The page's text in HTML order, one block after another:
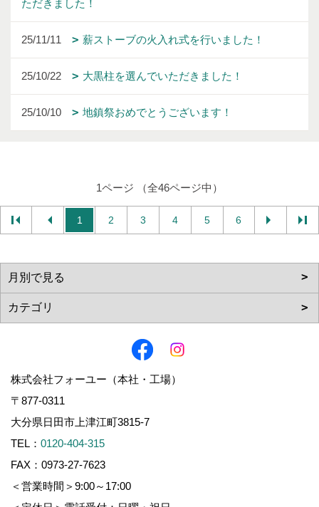
ただきました！
25/11/11 薪ストーブの火入れ式を行いました！
25/10/22 大黒柱を選んでいただきました！
25/10/10 地鎮祭おめでとうございます！
1ページ （全46ページ中）
1 2 3 4 5 6
株式会社フォーユー（本社・工場）
〒877-0311
大分県日田市上津江町3815-7
TEL： 0120-404-315
FAX：0973-27-7623
＜営業時間＞9:00～17:00